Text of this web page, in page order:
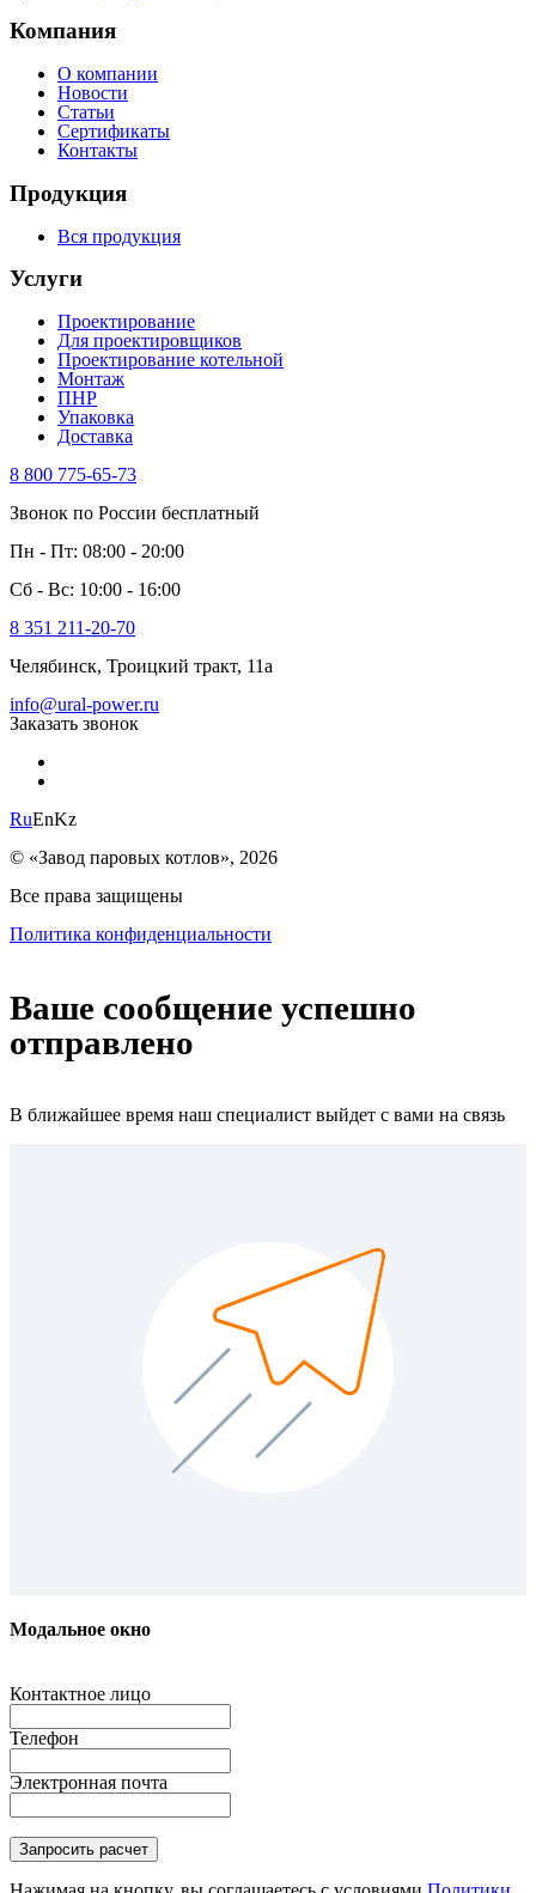
Компания
О компании
Новости
Статьи
Сертификаты
Контакты
Продукция
Вся продукция
Услуги
Проектирование
Для проектировщиков
Проектирование котельной
Монтаж
ПНР
Упаковка
Доставка
8 800 775-65-73
Звонок по России бесплатный
Пн - Пт: 08:00 - 20:00
Сб - Вс: 10:00 - 16:00
8 351 211-20-70
Челябинск, Троицкий тракт, 11а
info@ural-power.ru
Заказать звонок
RuEnKz
© «Завод паровых котлов», 2026
Все права защищены
Политика конфиденциальности
Ваше сообщение успешно
отправлено
В ближайшее время наш специалист выйдет с вами на связь
Модальное окно
Контактное лицо
Телефон
Электронная почта